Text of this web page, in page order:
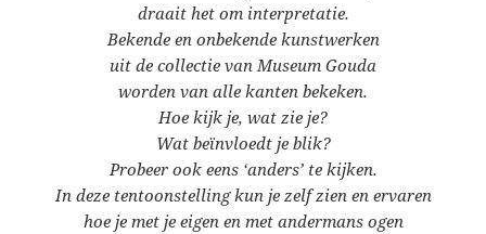
draait het om interpretatie.
Bekende en onbekende kunstwerken
uit de collectie van Museum Gouda
worden van alle kanten bekeken.
Hoe kijk je, wat zie je?
Wat beïnvloedt je blik?
Probeer ook eens ‘anders’ te kijken.
In deze tentoonstelling kun je zelf zien en ervaren
hoe je met je eigen en met andermans ogen